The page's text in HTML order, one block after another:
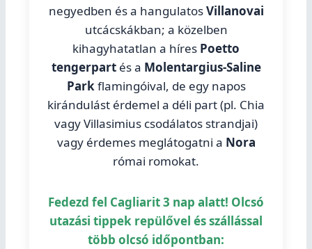
negyedben és a hangulatosVillanovai
utcácskákban; a közelben
kihagyhatatlan a híres Poetto
tengerpartés a Molentargius-Saline
Parkflamingóival, de egy napos
kirándulást érdemel a déli part (pl. Chia
vagy Villasimius csodálatos strandjai)
vagy érdemes meglátogatni a Nora
római romokat.
Fedezd fel Cagliarit 3 nap alatt! Olcsó
utazási tippek repülővel és szállással
több olcsó időpontban: